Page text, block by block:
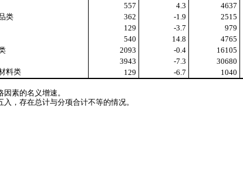
557 4.3 4637
362 -1.9 2515
129 -3.7 979
540 14.8 4765
2093 -0.4 16105
3943 -7.3 30680
类
129 -6.7 1040
素的名义增速。
，存在总计与分项合计不等的情况。